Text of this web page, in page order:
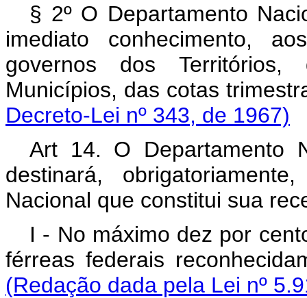
§ 2º O Departamento
imediato conhecimento,
governos dos Territórios,
Municípios, das
Decreto-Lei nº 343, de 1967)
Art 14. O Departamento
destinará,
Nacional que constitui sua
I - No máximo dez por
férreas federais
(Redação dada pela Lei nº